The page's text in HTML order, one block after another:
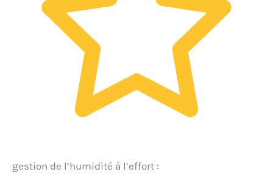
gestion de l’humidité à l’effort :